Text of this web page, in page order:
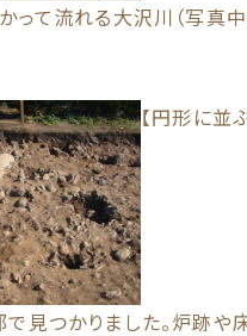
って流れる大沢川（写真
【円形に並
見つかりました。炉跡や